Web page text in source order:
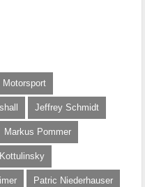
Motorsport
Jeffrey Schmidt
Markus Pommer
Patric Niederhauser